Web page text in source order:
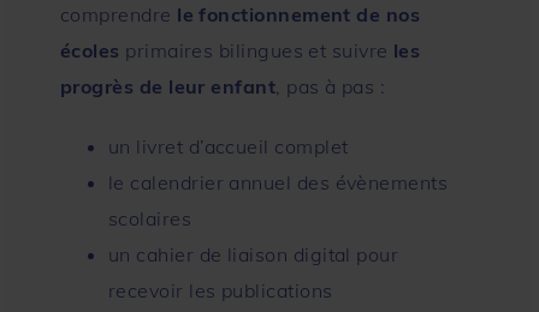
comprendre le fonctionnement de nos
écoles primaires bilingues et suivre les
progrès de leur enfant , pas à pas :
un livret d’accueil complet
le calendrier annuel des évènements
scolaires
un cahier de liaison digital pour
recevoir les publications